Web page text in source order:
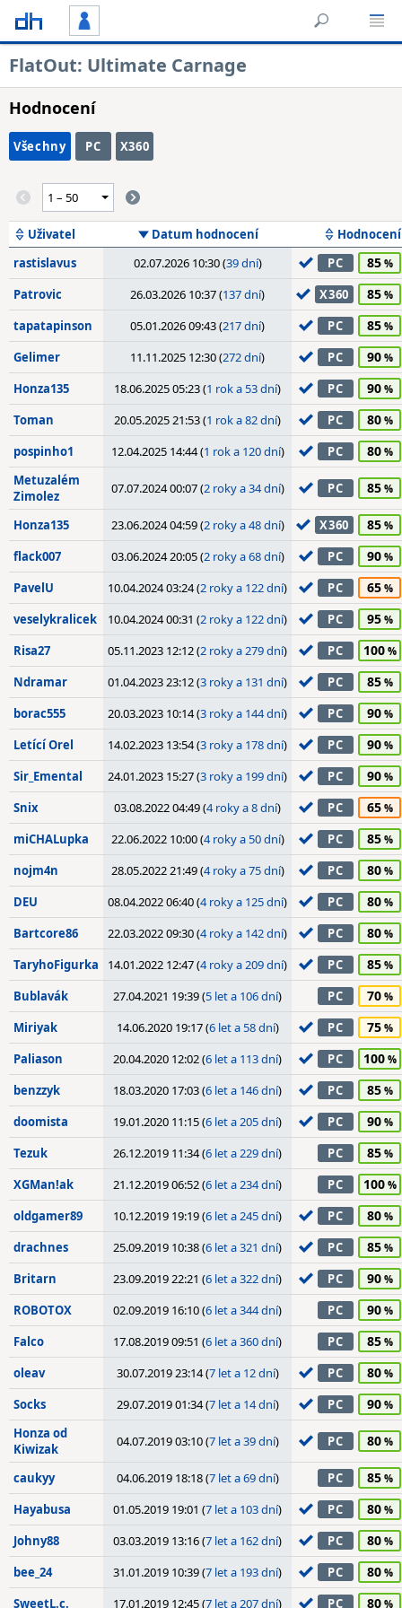
FlatOut: Ultimate Carnage
Hodnocení
Všechny PC X360
Uživatel Datum hodnocení
Hodnocení
rastislavus
02.07.2026 10:30 (39 dní) PC 85
Patrovic 26.03.2026 10:37 (137 dní) X360 85
tapatapinson 05.01.2026 09:43 (217 dní) PC 85
Gelimer 11.11.2025 12:30 (272 dní) PC 90
Honza135 18.06.2025 05:23 (1 rok a 53 dní) PC 90
Toman 20.05.2025 21:53 (1 rok a 82 dní) PC 80
pospinho1 12.04.2025 14:44 (1 rok a 120 dní) PC 80
Metuzalém
Zimolez
07.07.2024 00:07 (2 roky a 34 dní) PC 85
Honza135 23.06.2024 04:59 (2 roky a 48 dní) X360 85
flack007 03.06.2024 20:05 (2 roky a 68 dní) PC 90
PavelU 10.04.2024 03:24 (2 roky a 122 dní) PC 65
veselykralicek 10.04.2024 00:31 (2 roky a 122 dní) PC 95
Risa27 05.11.2023 12:12 (2 roky a 279 dní) PC 100
Ndramar 01.04.2023 23:12 (3 roky a 131 dní) PC 85
borac555 20.03.2023 10:14 (3 roky a 144 dní) PC 90
Letící Orel 14.02.2023 13:54 (3 roky a 178 dní) PC 90
Sir_Emental 24.01.2023 15:27 (3 roky a 199 dní) PC 90
Snix 03.08.2022 04:49 (4 roky a 8 dní) PC 65
miCHALupka 22.06.2022 10:00 (4 roky a 50 dní) PC 85
nojm4n 28.05.2022 21:49 (4 roky a 75 dní) PC 80
DEU 08.04.2022 06:40 (4 roky a 125 dní) PC 80
Bartcore86 22.03.2022 09:30 (4 roky a 142 dní) PC 80
TaryhoFigurka 14.01.2022 12:47 (4 roky a 209 dní) PC 85
Bublavák 27.04.2021 19:39 (5 let a 106 dní) PC 70
Miriyak 14.06.2020 19:17 (6 let a 58 dní) PC 75
Paliason 20.04.2020 12:02 (6 let a 113 dní) PC 100
benzzyk 18.03.2020 17:03 (6 let a 146 dní) PC 85
doomista 19.01.2020 11:15 (6 let a 205 dní) PC 90
Tezuk 26.12.2019 11:34 (6 let a 229 dní) PC 85
XGMan!ak 21.12.2019 06:52 (6 let a 234 dní) PC 100
oldgamer89 10.12.2019 19:19 (6 let a 245 dní) PC 80
drachnes 25.09.2019 10:38 (6 let a 321 dní) PC 85
Britarn 23.09.2019 22:21 (6 let a 322 dní) PC 90
ROBOTOX 02.09.2019 16:10 (6 let a 344 dní) PC 90
Falco 17.08.2019 09:51 (6 let a 360 dní) PC 85
oleav 30.07.2019 23:14 (7 let a 12 dní) PC 80
Socks 29.07.2019 01:34 (7 let a 14 dní) PC 90
Honza od
Kiwizak
04.07.2019 03:10 (7 let a 39 dní) PC 80
caukyy 04.06.2019 18:18 (7 let a 69 dní) PC 85
Hayabusa 01.05.2019 19:01 (7 let a 103 dní) PC 80
Johny88 03.03.2019 13:16 (7 let a 162 dní) PC 80
bee_24 31.01.2019 10:39 (7 let a 193 dní) PC 80
SweetL.c. 17.01.2019 12:45 (7 let a 207 dní) PC 80